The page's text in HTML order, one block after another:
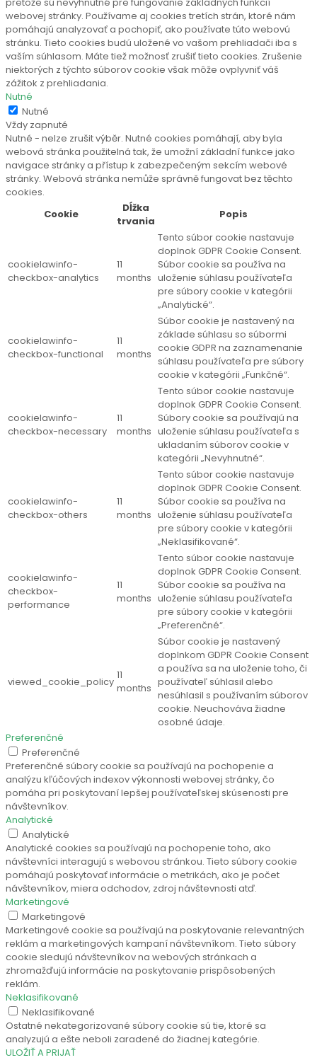
webovej stránky. Používame aj cookies tretích strán, ktoré nám
pomáhajú analyzovať a pochopiť, ako používate túto webovú
stránku. Tieto cookies budú uložené vo vašom prehliadači iba s
vaším súhlasom. Máte tiež možnosť zrušiť tieto cookies. Zrušenie
niektorých z týchto súborov cookie však môže ovplyvniť váš
zážitok z prehliadania.
Nutné
Nutné
Vždy zapnuté
Nutné - nelze zrušit výběr. Nutné cookies pomáhají, aby byla
webová stránka použitelná tak, že umožní základní funkce jako
navigace stránky a přístup k zabezpečeným sekcím webové
stránky. Webová stránka nemůže správně fungovat bez těchto
cookies.
Cookie
Dĺžka
trvania
Popis
cookielawinfo-
checkbox-analytics
11
months
Tento súbor cookie nastavuje
doplnok GDPR Cookie Consent.
Súbor cookie sa používa na
uloženie súhlasu používateľa
pre súbory cookie v kategórii
„Analytické“.
cookielawinfo-
checkbox-functional
11
months
Súbor cookie je nastavený na
základe súhlasu so súbormi
cookie GDPR na zaznamenanie
súhlasu používateľa pre súbory
cookie v kategórii „Funkčné“.
cookielawinfo-
checkbox-necessary
11
months
Tento súbor cookie nastavuje
doplnok GDPR Cookie Consent.
Súbory cookie sa používajú na
uloženie súhlasu používateľa s
ukladaním súborov cookie v
kategórii „Nevyhnutné“.
cookielawinfo-
checkbox-others
11
months
Tento súbor cookie nastavuje
doplnok GDPR Cookie Consent.
Súbor cookie sa používa na
uloženie súhlasu používateľa
pre súbory cookie v kategórii
„Neklasifikované“.
cookielawinfo-
checkbox-
performance
11
months
Tento súbor cookie nastavuje
doplnok GDPR Cookie Consent.
Súbor cookie sa používa na
uloženie súhlasu používateľa
pre súbory cookie v kategórii
„Preferenčné“.
viewed_cookie_policy
11
months
Súbor cookie je nastavený
doplnkom GDPR Cookie Consent
a používa sa na uloženie toho, či
používateľ súhlasil alebo
nesúhlasil s používaním súborov
cookie. Neuchováva žiadne
osobné údaje.
Preferenčné
Preferenčné
Preferenčné súbory cookie sa používajú na pochopenie a
analýzu kľúčových indexov výkonnosti webovej stránky, čo
pomáha pri poskytovaní lepšej používateľskej skúsenosti pre
návštevníkov.
Analytické
Analytické
Analytické cookies sa používajú na pochopenie toho, ako
návštevníci interagujú s webovou stránkou. Tieto súbory cookie
pomáhajú poskytovať informácie o metrikách, ako je počet
návštevníkov, miera odchodov, zdroj návštevnosti atď.
Marketingové
Marketingové
Marketingové cookie sa používajú na poskytovanie relevantných
reklám a marketingových kampaní návštevníkom. Tieto súbory
cookie sledujú návštevníkov na webových stránkach a
zhromažďujú informácie na poskytovanie prispôsobených
reklám.
Neklasifikované
Neklasifikované
Ostatné nekategorizované súbory cookie sú tie, ktoré sa
analyzujú a ešte neboli zaradené do žiadnej kategórie.
ULOŽIŤ A PRIJAŤ